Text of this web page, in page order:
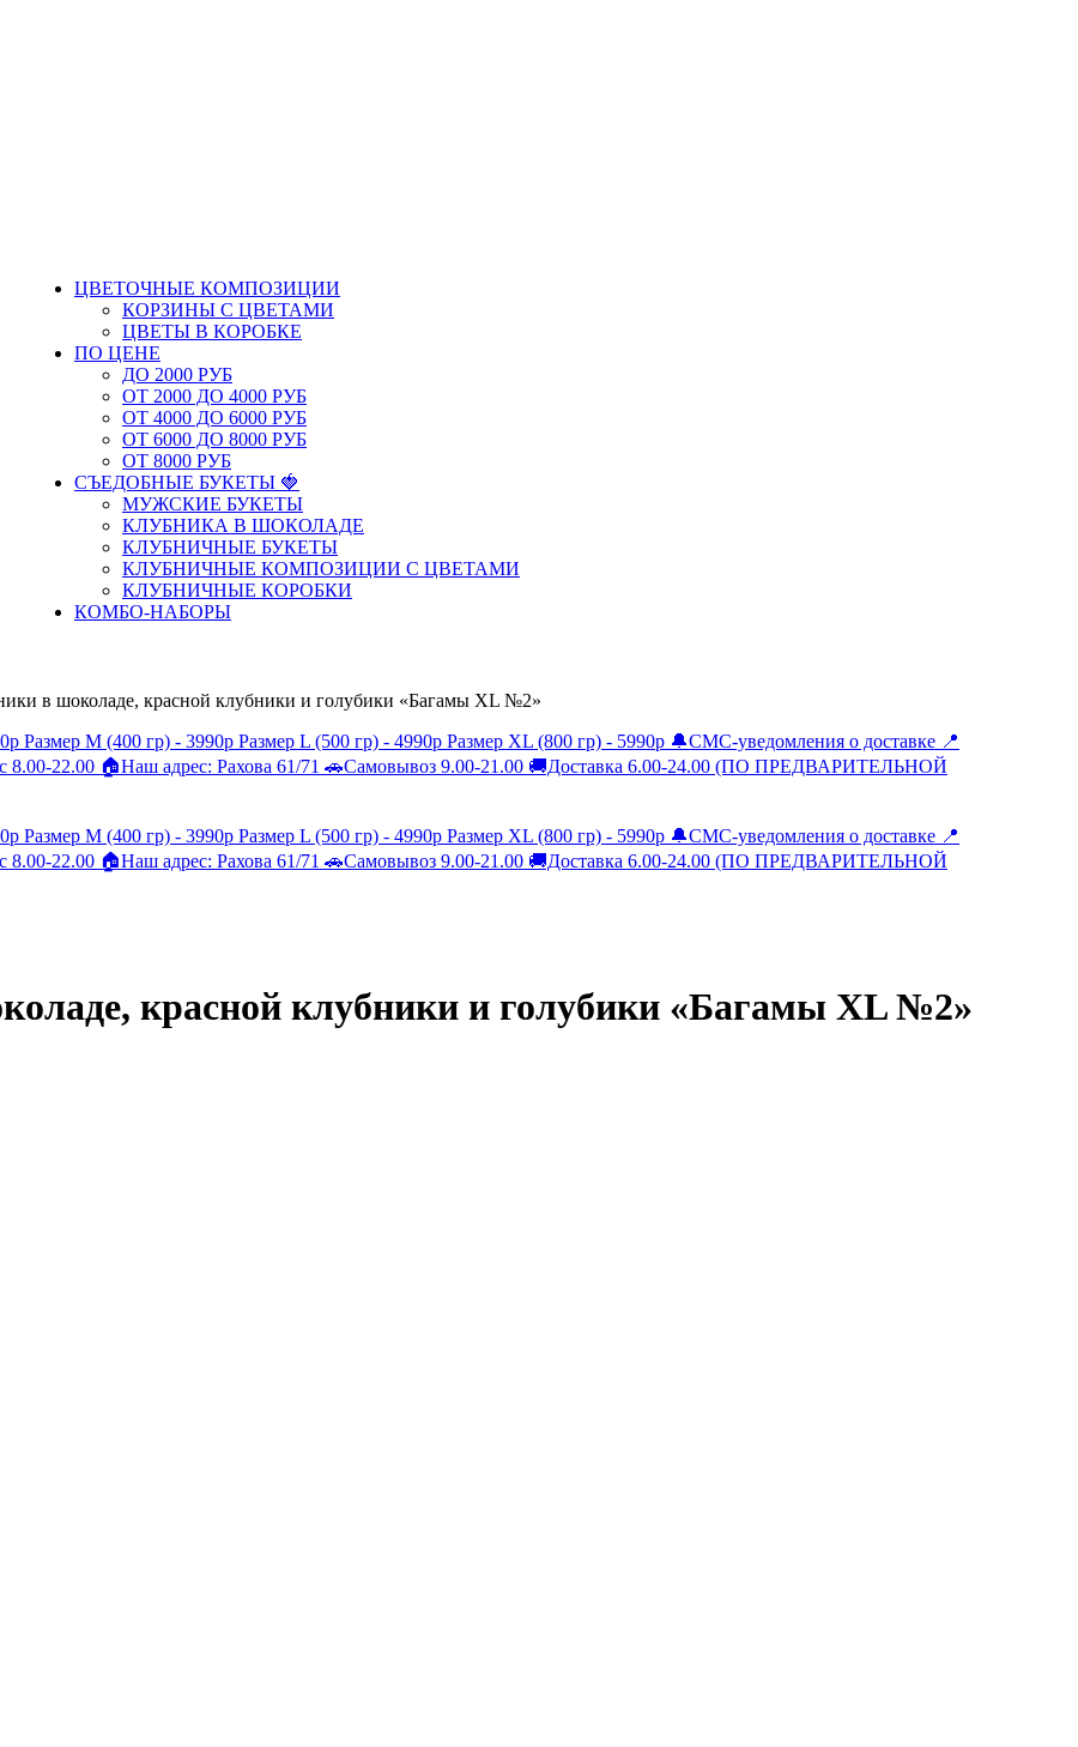
ЦВЕТОЧНЫЕ КОМПОЗИЦИИ
КОРЗИНЫ С ЦВЕТАМИ
ЦВЕТЫ В КОРОБКЕ
ПО ЦЕНЕ
ДО 2000 РУБ
ОТ 2000 ДО 4000 РУБ
ОТ 4000 ДО 6000 РУБ
ОТ 6000 ДО 8000 РУБ
ОТ 8000 РУБ
СЪЕДОБНЫЕ БУКЕТЫ 🍓
МУЖСКИЕ БУКЕТЫ
КЛУБНИКА В ШОКОЛАДЕ
КЛУБНИЧНЫЕ БУКЕТЫ
КЛУБНИЧНЫЕ КОМПОЗИЦИИ С ЦВЕТАМИ
КЛУБНИЧНЫЕ КОРОБКИ
КОМБО-НАБОРЫ
в шоколаде, красной клубники и голубики «Багамы XL №2»
красной клубники и голубики «Багамы XL №2»